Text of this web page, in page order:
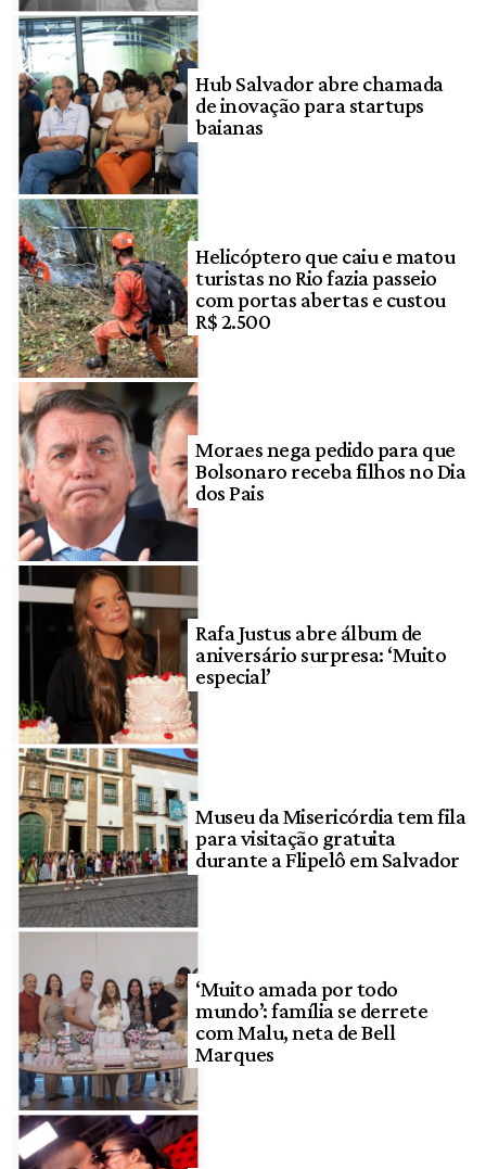
Hub Salvador abre chamada
de inovação para startups
baianas
Helicóptero que caiu e matou
turistas no Rio fazia passeio
com portas abertas e custou
R$ 2.500
Moraes nega pedido para que
Bolsonaro receba filhos no Dia
dos Pais
Rafa Justus abre álbum de
aniversário surpresa: ‘Muito
especial’
Museu da Misericórdia tem fila
para visitação gratuita
durante a Flipelô em Salvador
‘Muito amada por todo
mundo’: família se derrete
com Malu, neta de Bell
Marques